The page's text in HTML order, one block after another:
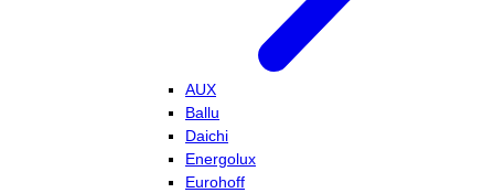
AUX
Ballu
Daichi
Energolux
Eurohoff